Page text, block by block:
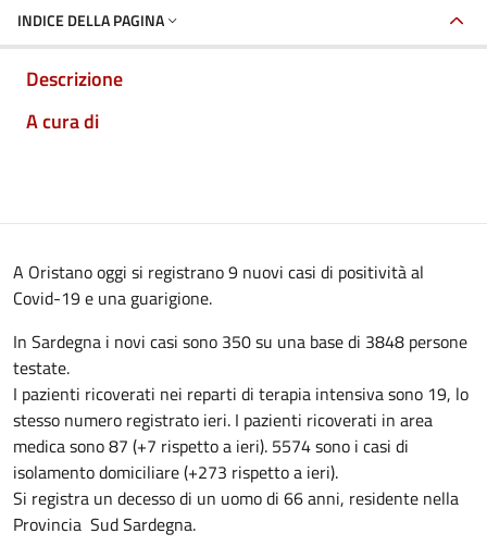
INDICE DELLA PAGINA
Descrizione
A cura di
A Oristano oggi si registrano 9 nuovi casi di positività al
Covid-19 e una guarigione.
In Sardegna i novi casi sono 350 su una base di 3848 persone
testate.
I pazienti ricoverati nei reparti di terapia intensiva sono 19, lo
stesso numero registrato ieri. I pazienti ricoverati in area
medica sono 87 (+7 rispetto a ieri). 5574 sono i casi di
isolamento domiciliare (+273 rispetto a ieri).
Si registra un decesso di un uomo di 66 anni, residente nella
Provincia Sud Sardegna.